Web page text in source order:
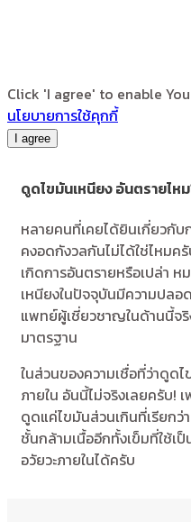
Click 'I agree' to enable
นโยบายการใช้คุกกี้
I agree
ดูดไขมันเหนียง อันตรายไห
หลายคนที่เคยได้ยินเกี่ยวกั
คงอดกังวลกันไม่ได้ใช่ไหมค
เกิดการอันตรายหรือเปล่า
เหนียงในปัจจุบันมีความปล
แพทย์ผู้เชี่ยวชาญในด้านนี้จ
มาตรฐาน
ในส่วนของความเชื่อที่ว่าดูด
ภายใน อันนี้ไม่จริงเลยครับ!
ดูดแค่ไขมันส่วนเกินที่เรียกว่
ชั้นกล้ามเนื้ออีกทั้งเข็มที่ใช้เ
อวัยวะภายในได้ครับ